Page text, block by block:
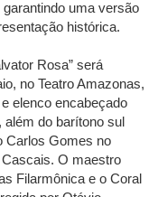
uma versão
histórica.
Rosa” será
no Teatro Amazonas,
elenco encabeçado
do barítono sul
Carlos Gomes no
O maestro
Filarmônica e o Coral